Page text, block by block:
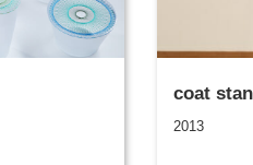
coat
2013